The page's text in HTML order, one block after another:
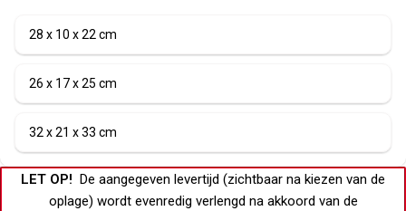
28 x 10 x 22 cm
26 x 17 x 25 cm
32 x 21 x 33 cm
LET OP! De aangegeven levertijd (zichtbaar na kiezen van de
oplage) wordt evenredig verlengd na akkoord van de